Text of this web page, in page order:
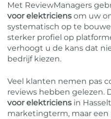
Met ReviewManagers
voor elektriciens om uw
systematisch op te
sterker profiel op
verhoogt u de kans dat
bedrijf kiezen.
Veel klanten nemen pas
reviews hebben gelezen.
voor elektriciens in
marketingterm, maar